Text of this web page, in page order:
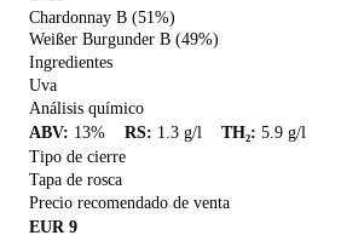
Chardonnay B (51%)
Weißer Burgunder B (49%)
Ingredientes
Uva
Análisis químico
ABV: 13% RS: 1.3 g/l TH₂: 5.9 g/l
Tipo de cierre
Tapa de rosca
Precio recomendado de venta
EUR 9